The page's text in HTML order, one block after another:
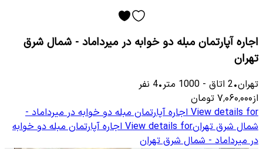
اجاره آپارتمان مبله دو خوابه در میرداماد - شمال شرق
تهران
تهران•
2 اتاق -
1000 متر•
4 نفر
از۷٬۰۶۰٬۰۰۰ تومان
View details for اجاره آپارتمان مبله دو خوابه در میرداماد -
شمال شرق تهرانView details for اجاره آپارتمان مبله دو خوابه
در میرداماد - شمال شرق تهران